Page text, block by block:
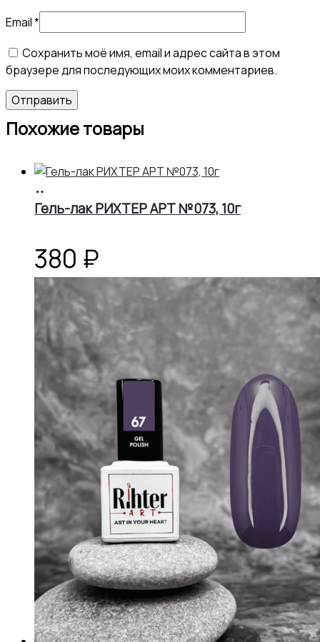
Email*
Сохранить моё имя, email и адрес сайта в этом
браузере для последующих моих комментариев.
Похожие товары
корзину
Гель-лак РИХТЕР АРТ №073, 10г
380 ₽